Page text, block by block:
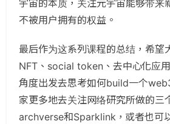
宇宙的本质，关注元宇宙能够带来
不被用户拥有的权益。
最后作为这系列课程的总结，希望
NFT、social token、去中心化应
角度出发去思考如何build一个
家更多地去关注网络研究所做的三
archverse和Sparklink，或者也可